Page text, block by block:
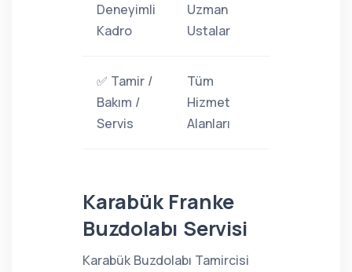
Deneyimli
Kadro
Uzman
Ustalar
✅ Tamir /
Bakım /
Servis
Tüm
Hizmet
Alanları
Karabük Franke
Buzdolabı Servisi
Karabük Buzdolabı Tamircisi